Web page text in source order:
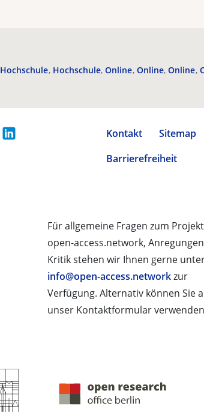
Hochschule Hochschule Online Online Online
Kontakt Sitemap
Barrierefreiheit
Für allgemeine Fragen zum Projekt
open-access.network,
Kritik stehen wir Ihnen gerne
info@open-access.networkzur
Verfügung. Alternativ können Sie
unser Kontaktformular